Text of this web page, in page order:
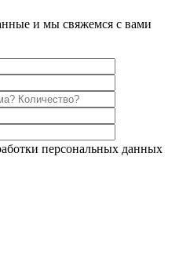
и мы свяжемся с вами
персональных данных